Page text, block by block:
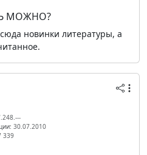
МОЖНО?
новинки литературы, а
30.07.2010
339